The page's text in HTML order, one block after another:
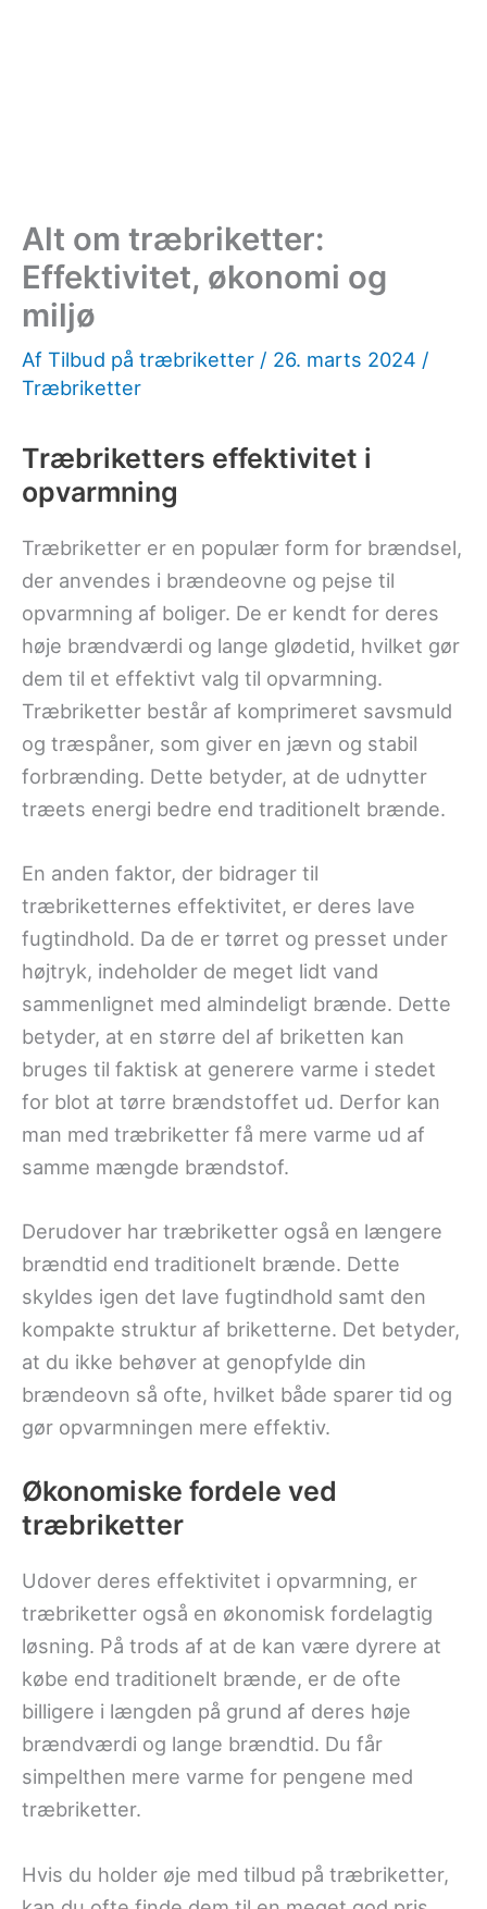
Alt om træbriketter:
Effektivitet, økonomi og
miljø
Af Tilbud på træbriketter / 26. marts 2024 /
Træbriketter
Træbriketters effektivitet i
opvarmning
Træbriketter er en populær form for brændsel,
der anvendes i brændeovne og pejse til
opvarmning af boliger. De er kendt for deres
høje brændværdi og lange glødetid, hvilket gør
dem til et effektivt valg til opvarmning.
Træbriketter består af komprimeret savsmuld
og træspåner, som giver en jævn og stabil
forbrænding. Dette betyder, at de udnytter
træets energi bedre end traditionelt brænde.
En anden faktor, der bidrager til
træbriketternes effektivitet, er deres lave
fugtindhold. Da de er tørret og presset under
højtryk, indeholder de meget lidt vand
sammenlignet med almindeligt brænde. Dette
betyder, at en større del af briketten kan
bruges til faktisk at generere varme i stedet
for blot at tørre brændstoffet ud. Derfor kan
man med træbriketter få mere varme ud af
samme mængde brændstof.
Derudover har træbriketter også en længere
brændtid end traditionelt brænde. Dette
skyldes igen det lave fugtindhold samt den
kompakte struktur af briketterne. Det betyder,
at du ikke behøver at genopfylde din
brændeovn så ofte, hvilket både sparer tid og
gør opvarmningen mere effektiv.
Økonomiske fordele ved
træbriketter
Udover deres effektivitet i opvarmning, er
træbriketter også en økonomisk fordelagtig
løsning. På trods af at de kan være dyrere at
købe end traditionelt brænde, er de ofte
billigere i længden på grund af deres høje
brændværdi og lange brændtid. Du får
simpelthen mere varme for pengene med
træbriketter.
Hvis du holder øje med tilbud på træbriketter,